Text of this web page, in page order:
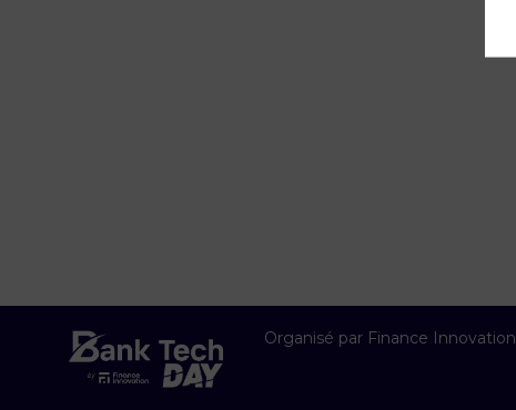
Organisé par Finance Innovation